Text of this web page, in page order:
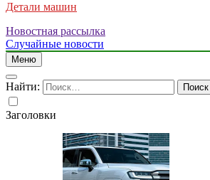
Детали машин
Новостная рассылка
Случайные новости
Меню
Найти:
Заголовки